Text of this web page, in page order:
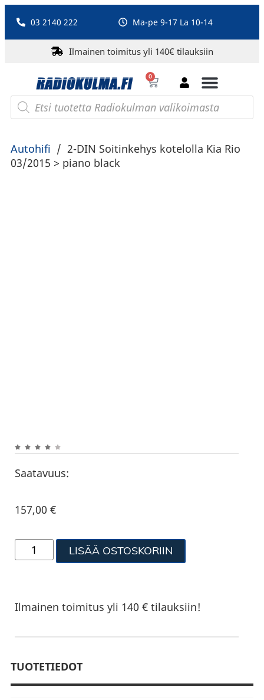
03 2140 222 Ma-pe 9-17 La 10-14
Ilmainen toimitus yli 140€ tilauksiin
0
Autohifi / 2-DIN Soitinkehys kotelolla Kia Rio
03/2015 > piano black
Saatavuus:
157,00€
LISÄÄ OSTOSKORIIN
Ilmainen toimitus yli 140 € tilauksiin!
TUOTETIEDOT